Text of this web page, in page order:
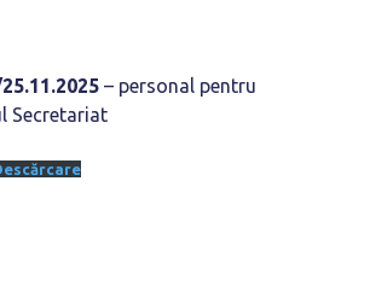
– personal pentru
Secretariat